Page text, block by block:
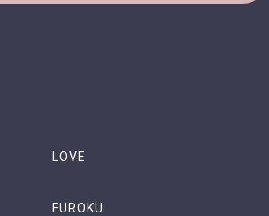
LOVE
FUROKU